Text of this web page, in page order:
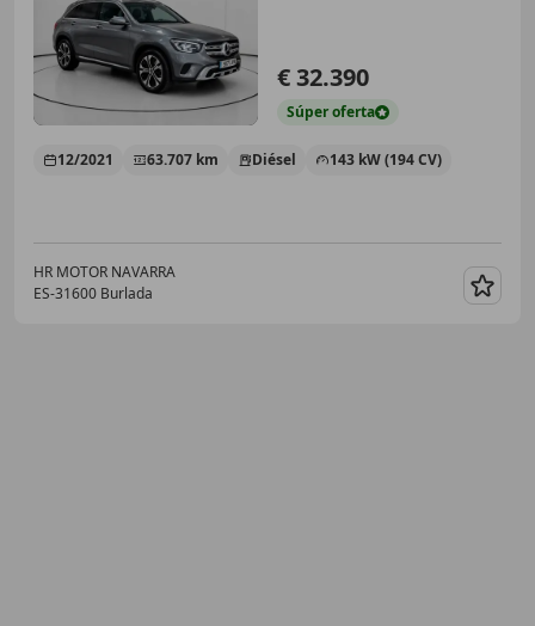
€ 32.390
Súperoferta
12/2021 63.707 km Diésel 143 kW (194 CV)
HR MOTOR NAVARRA
ES-31600 Burlada